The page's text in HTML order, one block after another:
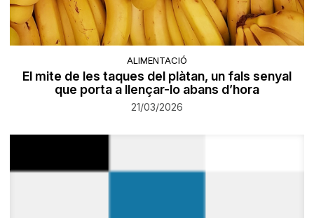
ALIMENTACIÓ
El mite de les taques del plàtan, un fals senyal
que porta a llençar-lo abans d’hora
21/03/2026